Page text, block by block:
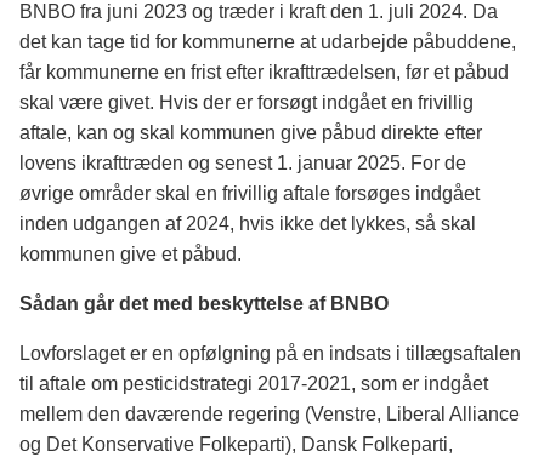
BNBO fra juni 2023 og træder i kraft den 1. juli 2024. Da
det kan tage tid for kommunerne at udarbejde påbuddene,
får kommunerne en frist efter ikrafttrædelsen, før et påbud
skal være givet. Hvis der er forsøgt indgået en frivillig
aftale, kan og skal kommunen give påbud direkte efter
lovens ikrafttræden og senest 1. januar 2025. For de
øvrige områder skal en frivillig aftale forsøges indgået
inden udgangen af 2024, hvis ikke det lykkes, så skal
kommunen give et påbud.
Sådan går det med beskyttelse af BNBO
Lovforslaget er en opfølgning på en indsats i tillægsaftalen
til aftale om pesticidstrategi 2017-2021, som er indgået
mellem den daværende regering (Venstre, Liberal Alliance
og Det Konservative Folkeparti), Dansk Folkeparti,